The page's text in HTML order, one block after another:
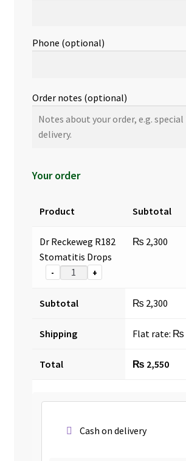
Phone (optional)
Order notes (optional)
Your order
Product Subtotal
Dr Reckeweg R182
Stomatitis Drops
- +
₨ 2,300
Subtotal ₨ 2,300
Shipping Flat rate: ₨
Total ₨ 2,550
Cash on delivery